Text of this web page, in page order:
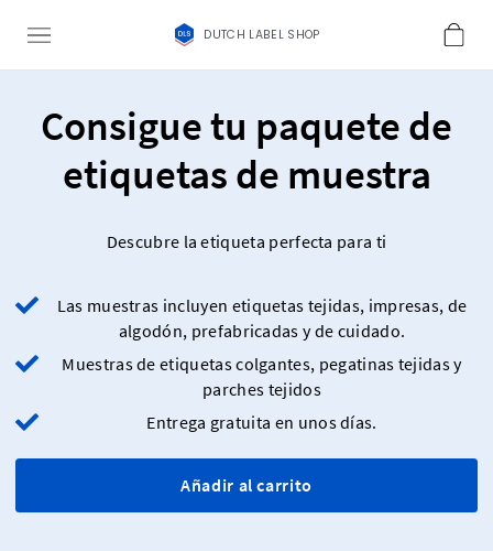
DUTCH LABEL SHOP
Consigue tu paquete de
etiquetas de muestra
Descubre la etiqueta perfecta para ti
Las muestras incluyen etiquetas tejidas, impresas, de
algodón, prefabricadas y de cuidado.
Muestras de etiquetas colgantes, pegatinas tejidas y
parches tejidos
Entrega gratuita en unos días.
Añadir al carrito